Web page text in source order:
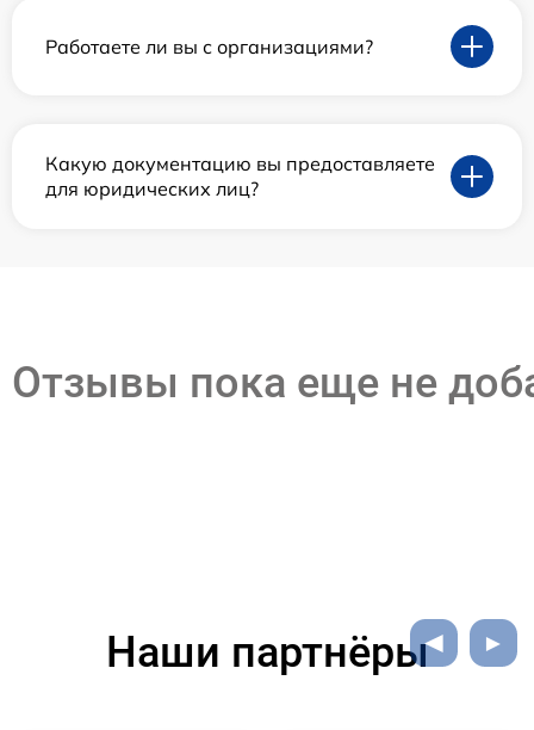
Работаете ли вы с организациями?
Какую документацию вы предоставляете
для юридических лиц?
Отзывы пока еще не
Наши партнёры